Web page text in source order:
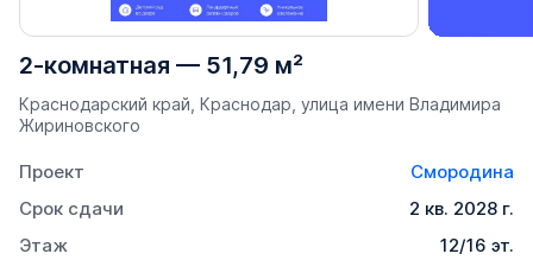
2-комнатная — 51,79 м²
Краснодарский край, Краснодар, улица имени Владимира
Жириновского
Проект
Смородина
Срок сдачи
2 кв. 2028 г.
Этаж
12/16 эт.